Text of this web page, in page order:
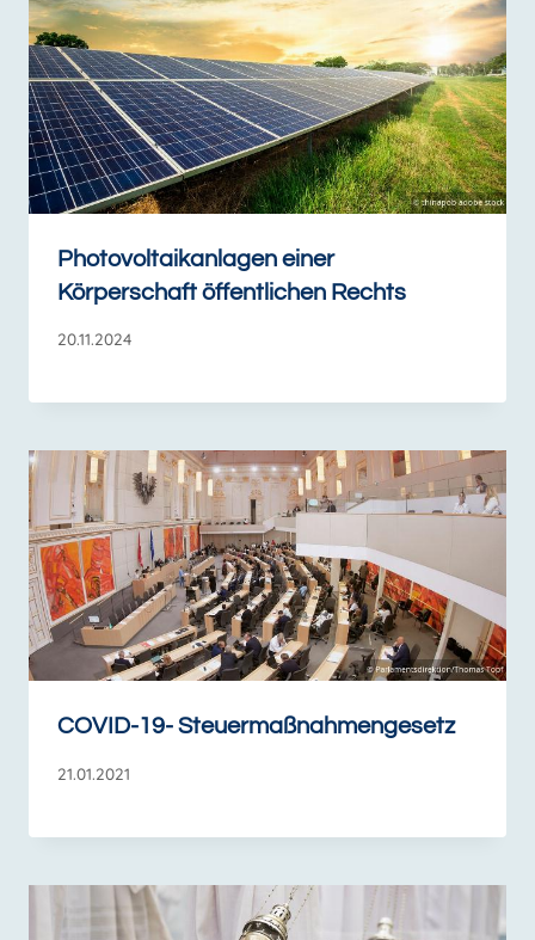
Photovoltaikanlagen einer
Körperschaft öffentlichen Rechts
20.11.2024
COVID-19- Steuermaßnahmengesetz
21.01.2021